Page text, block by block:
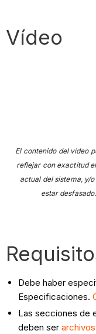
Vídeo
El contenido del vídeo
reflejar con exactitud
actual del sistema, y/o
estar desfasado.
Debe haber
Especificaciones.
Las secciones de
deben ser